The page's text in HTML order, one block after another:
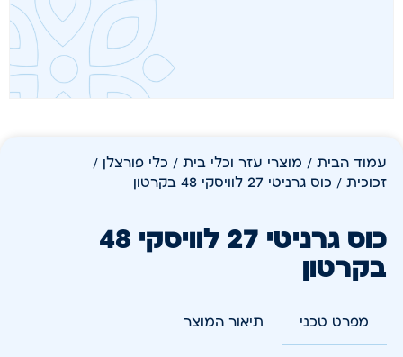
עמוד הבית / מוצרי עזר וכלי בית / כלי פורצלן /
זכוכית / כוס גרניטי 27 לוויסקי 48 בקרטון
כוס גרניטי 27 לוויסקי 48
בקרטון
מפרט טכני תיאור המוצר